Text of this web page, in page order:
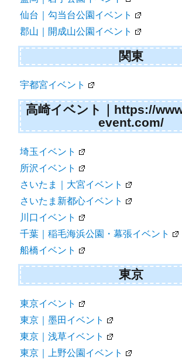
仙台｜勾当台公園イベント
郡山｜開成山公園イベント
関東
宇都宮イベント
高崎イベント｜https://
event.com/
埼玉イベント
所沢イベント
さいたま｜大宮イベント
さいたま新都心イベント
川口イベント
千葉｜稲毛海浜公園・幕張イベント
船橋イベント
東京
東京イベント
東京｜墨田イベント
東京｜浅草イベント
東京｜上野公園イベント